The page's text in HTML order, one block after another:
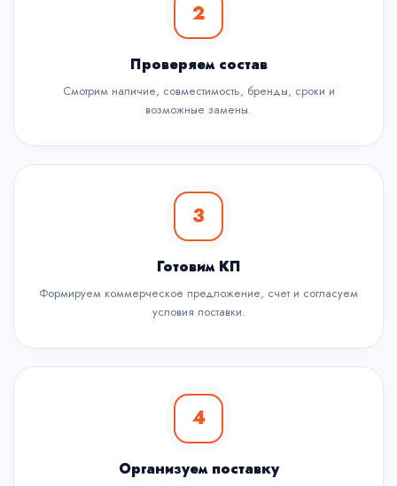
2
Проверяем состав
Смотрим наличие, совместимость, бренды, сроки и
возможные замены.
3
Готовим КП
Формируем коммерческое предложение, счет и согласуем
условия поставки.
4
Организуем поставку